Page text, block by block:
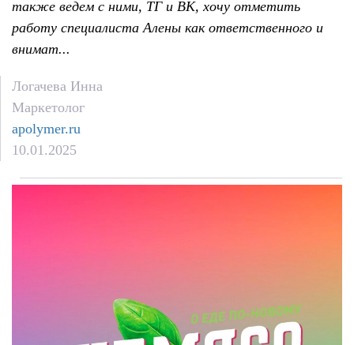
также ведем с ними, ТГ и ВК, хочу отметить
работу специалиста Алены как ответственного и
внимат...
Логачева Инна
Маркетолог
apolymer.ru
10.01.2025